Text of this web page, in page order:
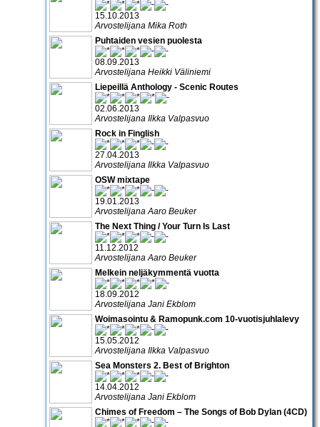
15.10.2013
Arvostelijana Mika Roth
Puhtaiden vesien puolesta
08.09.2013
Arvostelijana Heikki Väliniemi
Liepeillä Anthology - Scenic Routes
02.06.2013
Arvostelijana Ilkka Valpasvuo
Rock in Finglish
27.04.2013
Arvostelijana Ilkka Valpasvuo
OSW mixtape
19.01.2013
Arvostelijana Aaro Beuker
The Next Thing / Your Turn Is Last
11.12.2012
Arvostelijana Aaro Beuker
Melkein neljäkymmentä vuotta
18.09.2012
Arvostelijana Jani Ekblom
Woimasointu & Ramopunk.com 10-vuotisjuhlalevy
15.05.2012
Arvostelijana Ilkka Valpasvuo
Sea Monsters 2. Best of Brighton
14.04.2012
Arvostelijana Jani Ekblom
Chimes of Freedom – The Songs of Bob Dylan (4CD)